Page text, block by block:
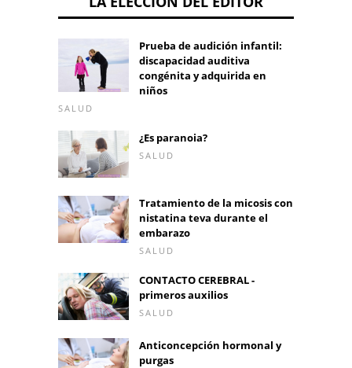
Prueba de audición infantil:
discapacidad auditiva
congénita y adquirida en
niños
SALUD
¿Es paranoia?
SALUD
Tratamiento de la micosis con
nistatina teva durante el
embarazo
SALUD
CONTACTO CEREBRAL -
primeros auxilios
SALUD
Anticoncepción hormonal y
purgas